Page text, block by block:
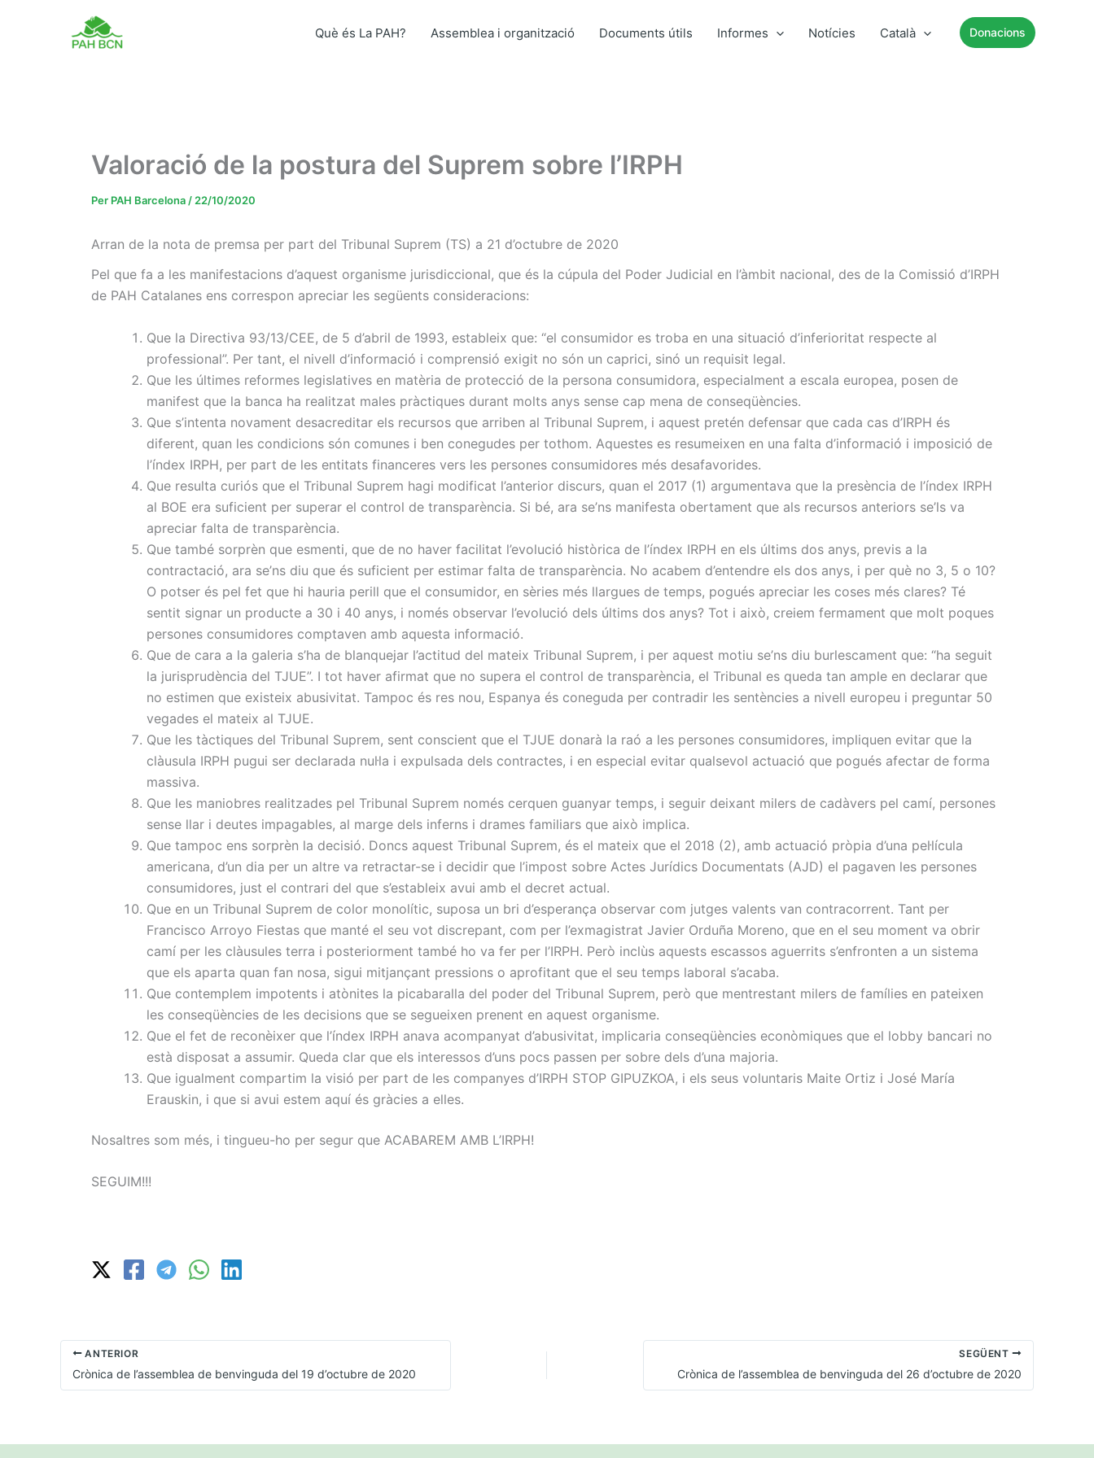
Què és La PAH? Assemblea i organització Documents útils Informes Notícies Català Donacions
Valoració de la postura del Suprem sobre l’IRPH
Per PAH Barcelona / 22/10/2020
Arran de la nota de premsa per part del Tribunal Suprem (TS) a 21 d’octubre de 2020
Pel que fa a les manifestacions d’aquest organisme jurisdiccional, que és la cúpula del Poder Judicial en l’àmbit nacional, des de la Comissió d’IRPH
de PAH Catalanes ens correspon apreciar les següents consideracions:
Que la Directiva 93/13/CEE, de 5 d’abril de 1993, estableix que: “el consumidor es troba en una situació d’inferioritat respecte al
professional”. Per tant, el nivell d’informació i comprensió exigit no són un caprici, sinó un requisit legal.
Que les últimes reformes legislatives en matèria de protecció de la persona consumidora, especialment a escala europea, posen de
manifest que la banca ha realitzat males pràctiques durant molts anys sense cap mena de conseqüències.
Que s’intenta novament desacreditar els recursos que arriben al Tribunal Suprem, i aquest pretén defensar que cada cas d’IRPH és
diferent, quan les condicions són comunes i ben conegudes per tothom. Aquestes es resumeixen en una falta d’informació i imposició de
l’índex IRPH, per part de les entitats financeres vers les persones consumidores més desafavorides.
Que resulta curiós que el Tribunal Suprem hagi modificat l’anterior discurs, quan el 2017 (1) argumentava que la presència de l’índex IRPH
al BOE era suficient per superar el control de transparència. Si bé, ara se’ns manifesta obertament que als recursos anteriors se’ls va
apreciar falta de transparència.
Que també sorprèn que esmenti, que de no haver facilitat l’evolució històrica de l’índex IRPH en els últims dos anys, previs a la
contractació, ara se’ns diu que és suficient per estimar falta de transparència. No acabem d’entendre els dos anys, i per què no 3, 5 o 10?
O potser és pel fet que hi hauria perill que el consumidor, en sèries més llargues de temps, pogués apreciar les coses més clares? Té
sentit signar un producte a 30 i 40 anys, i només observar l’evolució dels últims dos anys? Tot i això, creiem fermament que molt poques
persones consumidores comptaven amb aquesta informació.
Que de cara a la galeria s’ha de blanquejar l’actitud del mateix Tribunal Suprem, i per aquest motiu se’ns diu burlescament que: “ha seguit
la jurisprudència del TJUE”. I tot haver afirmat que no supera el control de transparència, el Tribunal es queda tan ample en declarar que
no estimen que existeix abusivitat. Tampoc és res nou, Espanya és coneguda per contradir les sentències a nivell europeu i preguntar 50
vegades el mateix al TJUE.
Que les tàctiques del Tribunal Suprem, sent conscient que el TJUE donarà la raó a les persones consumidores, impliquen evitar que la
clàusula IRPH pugui ser declarada nul·la i expulsada dels contractes, i en especial evitar qualsevol actuació que pogués afectar de forma
massiva.
Que les maniobres realitzades pel Tribunal Suprem només cerquen guanyar temps, i seguir deixant milers de cadàvers pel camí, persones
sense llar i deutes impagables, al marge dels inferns i drames familiars que això implica.
Que tampoc ens sorprèn la decisió. Doncs aquest Tribunal Suprem, és el mateix que el 2018 (2), amb actuació pròpia d’una pel·lícula
americana, d’un dia per un altre va retractar-se i decidir que l’impost sobre Actes Jurídics Documentats (AJD) el pagaven les persones
consumidores, just el contrari del que s’estableix avui amb el decret actual.
Que en un Tribunal Suprem de color monolític, suposa un bri d’esperança observar com jutges valents van contracorrent. Tant per
Francisco Arroyo Fiestas que manté el seu vot discrepant, com per l’exmagistrat Javier Orduña Moreno, que en el seu moment va obrir
camí per les clàusules terra i posteriorment també ho va fer per l’IRPH. Però inclùs aquests escassos aguerrits s’enfronten a un sistema
que els aparta quan fan nosa, sigui mitjançant pressions o aprofitant que el seu temps laboral s’acaba.
Que contemplem impotents i atònites la picabaralla del poder del Tribunal Suprem, però que mentrestant milers de famílies en pateixen
les conseqüències de les decisions que se segueixen prenent en aquest organisme.
Que el fet de reconèixer que l’índex IRPH anava acompanyat d’abusivitat, implicaria conseqüències econòmiques que el lobby bancari no
està disposat a assumir. Queda clar que els interessos d’uns pocs passen per sobre dels d’una majoria.
Que igualment compartim la visió per part de les companyes d’IRPH STOP GIPUZKOA, i els seus voluntaris Maite Ortiz i José María
Erauskin, i que si avui estem aquí és gràcies a elles.
Nosaltres som més, i tingueu-ho per segur que ACABAREM AMB L’IRPH!
SEGUIM!!!
ANTERIOR
Crònica de l’assemblea de benvinguda del 19 d’octubre de 2020
SEGÜENT
Crònica de l’assemblea de benvinguda del 26 d’octubre de 2020